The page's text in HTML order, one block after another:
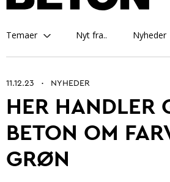
Temaer Nyt fra.. Nyheder
Betonarkitektur
Fremtidens betonbranche
Ung i betonbranchen
11.12.23 • NYHEDER
HER HANDLER
BETON OM
GRØN